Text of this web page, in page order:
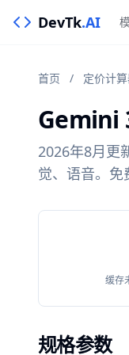
DevTk.AI
首页 / 定价计
Gemini
2026年8月更
觉、语音。免
缓存
规格参数